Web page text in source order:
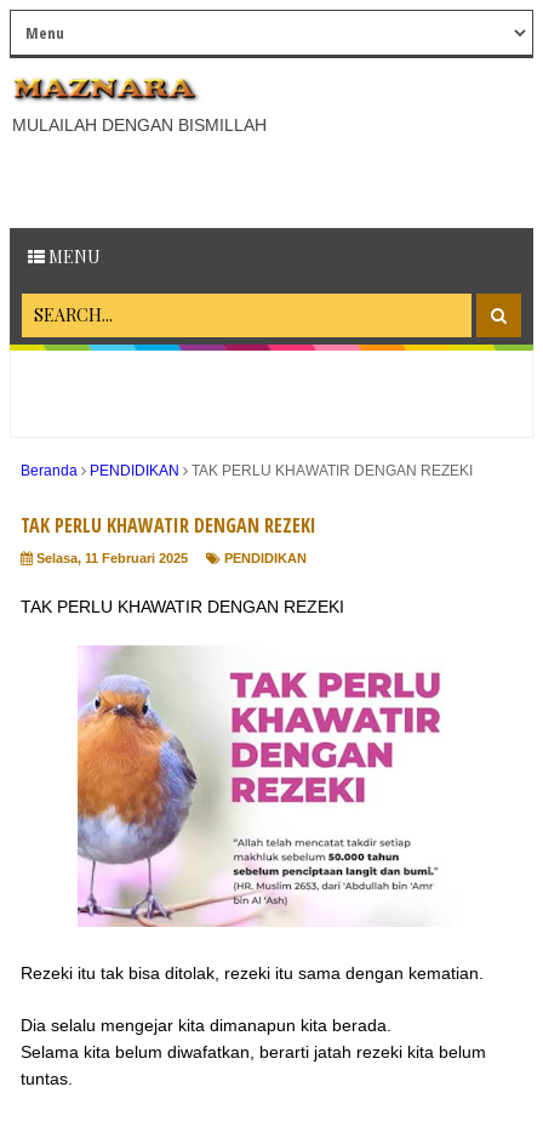
MULAILAH DENGAN BISMILLAH
MENU
Beranda PENDIDIKAN TAK PERLU KHAWATIR DENGAN REZEKI
TAK PERLU KHAWATIR DENGAN REZEKI
Selasa, 11 Februari 2025 PENDIDIKAN
TAK PERLU KHAWATIR DENGAN REZEKI
Rezeki itu tak bisa ditolak, rezeki itu sama dengan kematian.
Dia selalu mengejar kita dimanapun kita berada.
Selama kita belum diwafatkan, berarti jatah rezeki kita belum
tuntas.